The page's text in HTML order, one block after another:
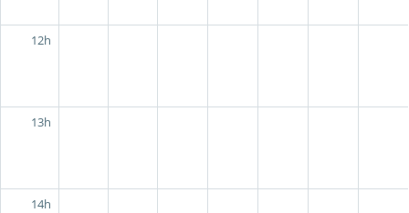
12h
13h
14h